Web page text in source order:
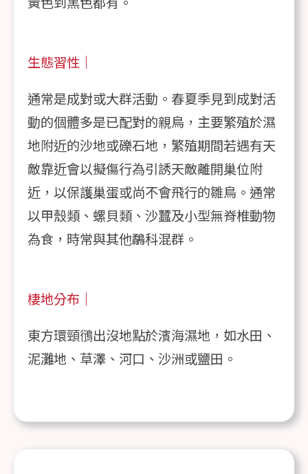
生態習性｜
通常是成對或大群活動。春夏季見到成對活
動的個體多是已配對的親鳥，主要繁殖於濕
地附近的沙地或礫石地，繁殖期間若遇有天
敵靠近會以擬傷行為引誘天敵離開巢位附
近，以保護巢蛋或尚不會飛行的雛鳥。通常
以甲殼類、螺貝類、沙蠶及小型無脊椎動物
為食，時常與其他鷸科混群。
棲地分布｜
東方環頸鴴出沒地點於濱海濕地，如水田、
泥灘地、草澤、河口、沙洲或鹽田。